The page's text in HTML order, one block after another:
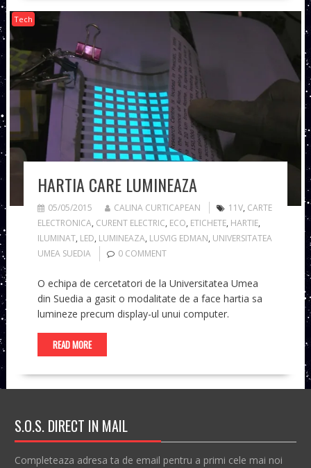
Tech
HARTIA CARE LUMINEAZA
05/05/2015 CALINA CURTICAPEAN 11V, CARTE
ELECTRONICA, CURENT ELECTRIC, ECO, ETICHETE, HARTIE,
ILUMINAT, LED, LUMINEAZA, LUSVIG EDMAN, UNIVERSITATEA
UMEA SUEDIA
0 COMMENT
O echipa de cercetatori de la Universitatea Umea
din Suedia a gasit o modalitate de a face hartia sa
lumineze precum display-ul unui computer.
READ MORE
S.O.S. DIRECT IN MAIL
Completeaza adresa ta de email pentru a primi cele mai noi